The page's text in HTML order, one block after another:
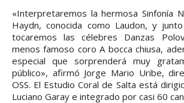
«Interpretaremos la hermosa Sinfonía
Haydn, conocida como Laudon, y
tocaremos las célebres Danzas
menos famoso coro A bocca chiusa,
especial que sorprenderá muy
público», afirmó Jorge Mario Uribe,
OSS. El Estudio Coral de Salta está
Luciano Garay e integrado por casi 60